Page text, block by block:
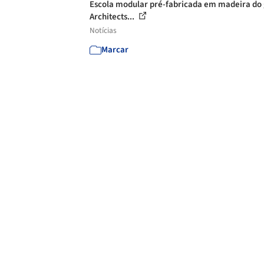
Escola modular pré-fabricada em madeira do
Architects...
Notícias
Marcar